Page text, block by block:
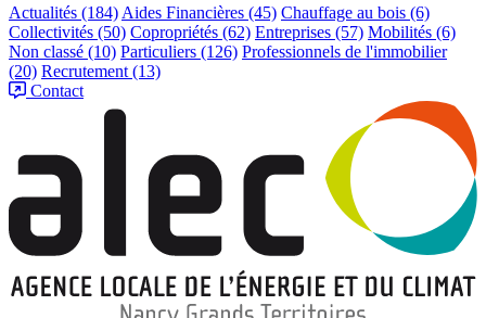
Actualités (184) Aides Financières (45) Chauffage au bois (6)
Collectivités (50) Copropriétés (62) Entreprises (57) Mobilités (6)
Non classé (10) Particuliers (126) Professionnels de l'immobilier
(20) Recrutement (13)
Contact